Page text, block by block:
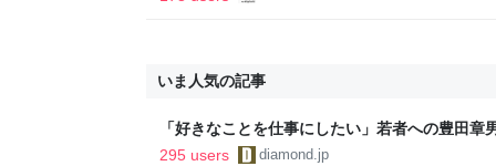
いま人気の記事
「好きなことを仕事にしたい」若者への豊田
音も出なかった
295 users diamond.jp